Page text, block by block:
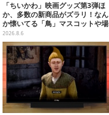
「ちいかわ」映画グッズ第3弾ほ
か、多数の新商品がズラリ！なん
か懐いてる「鳥」マスコットや場
面写アイテムなど必見のラインナ
ップ
2026.8.6